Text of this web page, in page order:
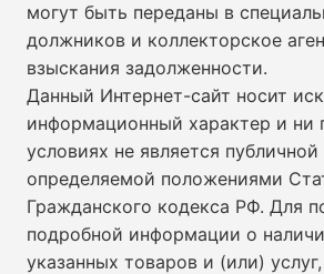
могут быть переданы в
должников и коллекторское
взыскания задолженности.
Данный Интернет-сайт носит
информационный характер и ни
условиях не является
определяемой положениями
Гражданского кодекса РФ. Для
подробной информации о
указанных товаров и (или)